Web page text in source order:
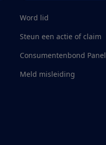
Word lid
Steun een actie of claim
Consumentenbond Panel
Meld misleiding